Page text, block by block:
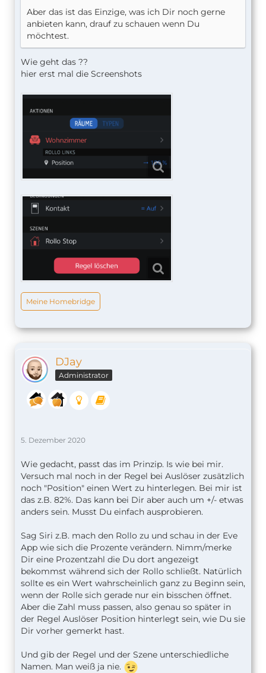
Aber das ist das Einzige, was ich Dir noch gerne
anbieten kann, drauf zu schauen wenn Du
möchtest.
Wie geht das ??
hier erst mal die Screenshots
Meine Homebridge
DJay
Administrator
5. Dezember 2020
Wie gedacht, passt das im Prinzip. Is wie bei mir.
Versuch mal noch in der Regel bei Auslöser zusätzlich
noch "Position" einen Wert zu hinterlegen. Bei mir ist
das z.B. 82%. Das kann bei Dir aber auch um +/- etwas
anders sein. Musst Du einfach ausprobieren.
Sag Siri z.B. mach den Rollo zu und schau in der Eve
App wie sich die Prozente verändern. Nimm/merke
Dir eine Prozentzahl die Du dort angezeigt
bekommst während sich der Rollo schließt. Natürlich
sollte es ein Wert wahrscheinlich ganz zu Beginn sein,
wenn der Rolle sich gerade nur ein bisschen öffnet.
Aber die Zahl muss passen, also genau so später in
der Regel Auslöser Position hinterlegt sein, wie Du sie
Dir vorher gemerkt hast.
Und gib der Regel und der Szene unterschiedliche
Namen. Man weiß ja nie.